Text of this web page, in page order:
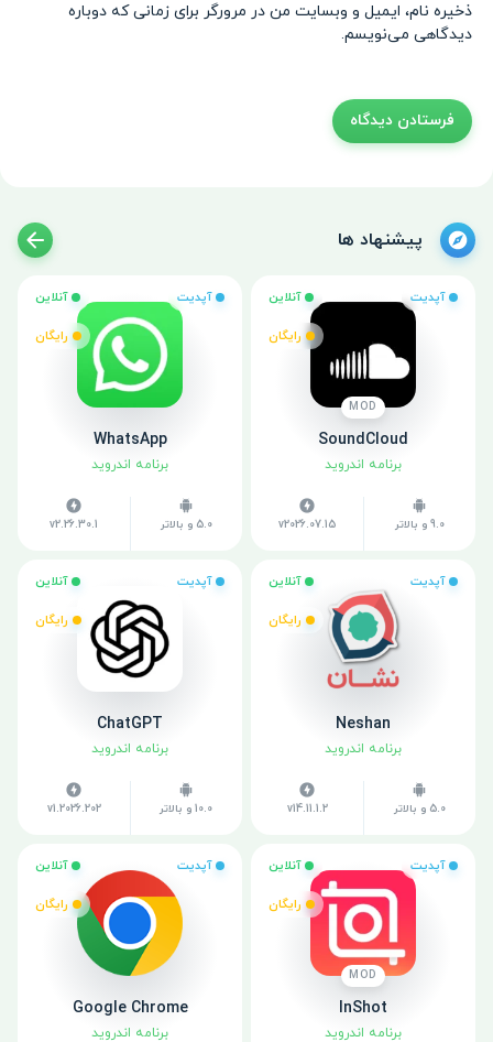
ذخیره نام، ایمیل و وبسایت من در مرورگر برای زمانی که دوباره
دیدگاهی می‌نویسم.
پیشنهاد ها
آپدیت آنلاین
رایگان
MOD
SoundCloud
برنامه اندروید
9.0 و بالاتر v2026.07.15
آپدیت آنلاین
رایگان
WhatsApp
برنامه اندروید
5.0 و بالاتر v2.26.30.1
آپدیت آنلاین
رایگان
Neshan
برنامه اندروید
5.0 و بالاتر v14.11.1.2
آپدیت آنلاین
رایگان
ChatGPT
برنامه اندروید
10.0 و بالاتر v1.2026.202
آپدیت آنلاین
رایگان
MOD
InShot
برنامه اندروید
آپدیت آنلاین
رایگان
Google Chrome
برنامه اندروید